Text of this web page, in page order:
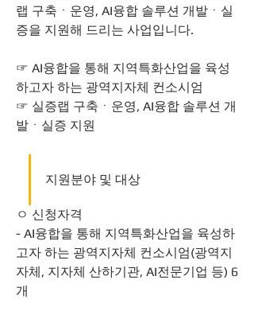
랩 구축ㆍ운영, AI융합 솔루션 개발ㆍ실
증을 지원해 드리는 사업입니다.
☞ AI융합을 통해 지역특화산업을 육성
하고자 하는 광역지자체 컨소시엄
☞ 실증랩 구축ㆍ운영, AI융합 솔루션 개
발ㆍ실증 지원
지원분야 및 대상
ㅇ 신청자격
- AI융합을 통해 지역특화산업을 육성하
고자 하는 광역지자체 컨소시엄(광역지
자체, 지자체 산하기관, AI전문기업 등) 6
개